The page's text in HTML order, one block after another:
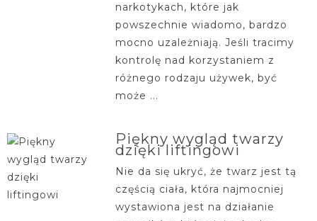
narkotykach, które jak
powszechnie wiadomo, bardzo
mocno uzależniają. Jeśli tracimy
kontrolę nad korzystaniem z
różnego rodzaju używek, być
może ...
Piękny wygląd twarzy
dzięki liftingowi
Nie da się ukryć, że twarz jest tą
częścią ciała, która najmocniej
wystawiona jest na działanie